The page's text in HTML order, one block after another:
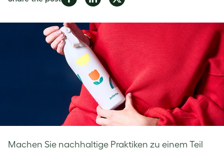
Machen Sie nachhaltige Praktiken zu einem Teil
FacebookLinkedInTwitter